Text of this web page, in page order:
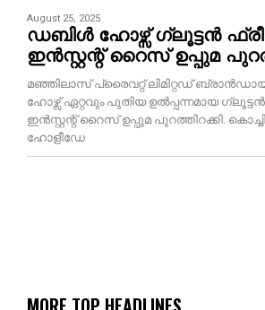
August 25, 2025
ഡബിള്‍ ഹോഴ്സ് ഗ്ലൂട്ടന്‍ ഫ്രീ 2
ഇന്‍സ്റ്റന്റ് റൈസ് ഉപ്പുമ
മഞ്ഞിലാസ് പ്രൈവറ്റ് ലിമിറ്റഡ്
ഹോഴ്സ് ഏറ്റവും പുതിയ ഉല്‍പ്പന്നമായ ഗ്ലൂട്ടന്‍
ഇന്‍സ്റ്റന്റ് റൈസ് ഉപ്പുമ പുറത്തിറക്കി.
ഹോളീഡേ